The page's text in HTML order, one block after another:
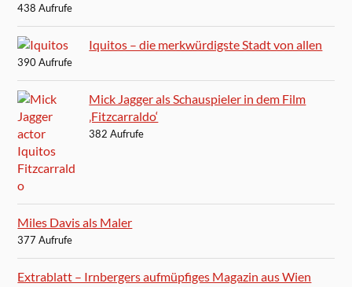
438 Aufrufe
Iquitos – die merkwürdigste Stadt von allen
390 Aufrufe
Mick Jagger als Schauspieler in dem Film
‚Fitzcarraldo‘
382 Aufrufe
Miles Davis als Maler
377 Aufrufe
Extrablatt – Irnbergers aufmüpfiges Magazin aus Wien